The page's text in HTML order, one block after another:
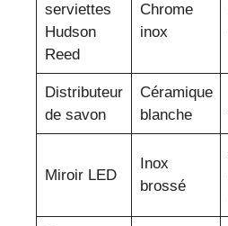
serviettes
Hudson
Reed
Chrome
inox
Distributeur
de savon
Céramique
blanche
Miroir LED
Inox
brossé